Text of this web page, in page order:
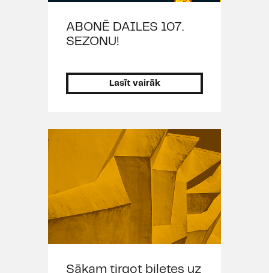
ABONĒ DAILES 107.
SEZONU!
Lasīt vairāk
Sākam tirgot biļetes uz